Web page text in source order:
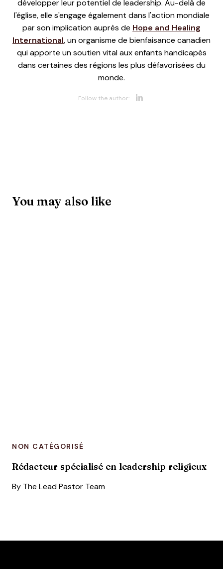
développer leur potentiel de leadership. Au-delà de
l'église, elle s'engage également dans l'action mondiale
par son implication auprès de Hope and Healing
International, un organisme de bienfaisance canadien
qui apporte un soutien vital aux enfants handicapés
dans certaines des régions les plus défavorisées du
monde.
Follow the author:
You may also like
NON CATÉGORISÉ
Rédacteur spécialisé en leadership religieux
By The Lead Pastor Team